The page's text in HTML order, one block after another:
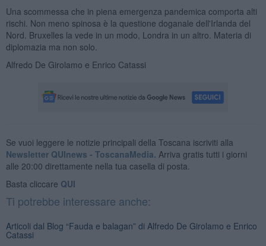
Una scommessa che in piena emergenza pandemica comporta alti
rischi. Non meno spinosa è la questione doganale dell'Irlanda del
Nord. Bruxelles la vede in un modo, Londra in un altro. Materia di
diplomazia ma non solo.
Alfredo De Girolamo e Enrico Catassi
Se vuoi leggere le notizie principali della Toscana iscriviti alla
Newsletter QUInews - ToscanaMedia. Arriva gratis tutti i giorni
alle 20:00 direttamente nella tua casella di posta.
Basta cliccare QUI
Ti potrebbe interessare anche:
Articoli dal Blog “Fauda e balagan” di Alfredo De Girolamo e Enrico
Catassi